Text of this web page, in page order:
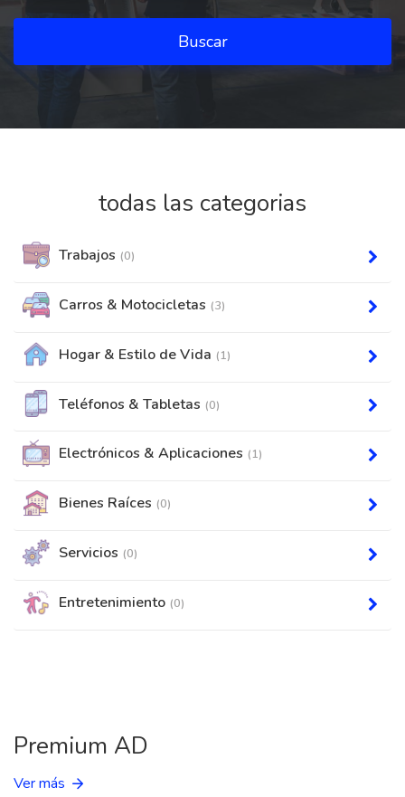
Buscar
todas las categorias
Trabajos (0)
Carros & Motocicletas (3)
Hogar & Estilo de Vida (1)
Teléfonos & Tabletas (0)
Electrónicos & Aplicaciones (1)
Bienes Raíces (0)
Servicios (0)
Entretenimiento (0)
Premium AD
Ver más